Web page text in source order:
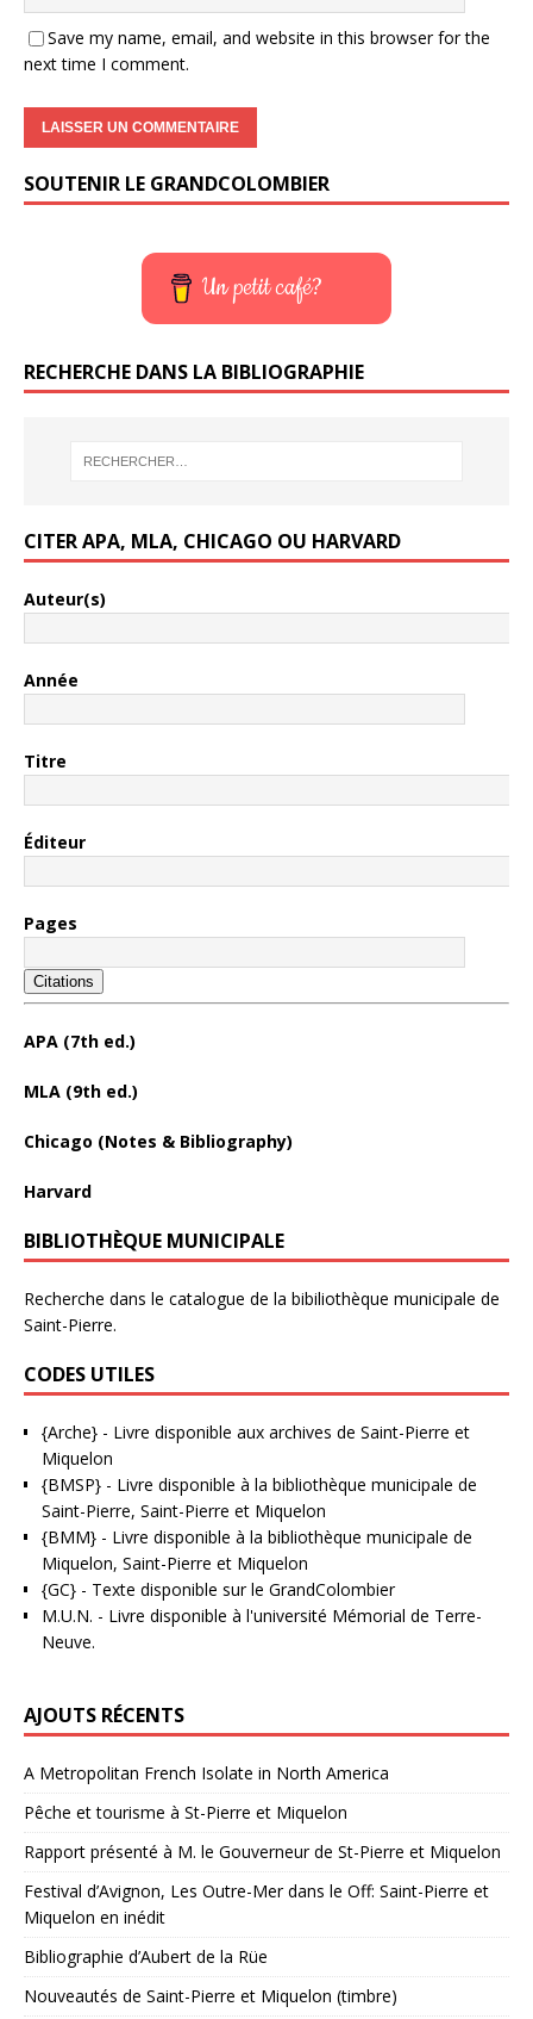
Save my name, email, and website in this browser for the
next time I comment.
SOUTENIR LE GRANDCOLOMBIER
Un petit café?
RECHERCHE DANS LA BIBLIOGRAPHIE
CITER APA, MLA, CHICAGO OU HARVARD
Auteur(s)
Année
Titre
Éditeur
Pages
Citations
APA (7th ed.)
MLA (9th ed.)
Chicago (Notes & Bibliography)
Harvard
BIBLIOTHÈQUE MUNICIPALE
Recherche dans le catalogue de la bibiliothèque municipale de
Saint-Pierre.
CODES UTILES
{Arche} - Livre disponible aux archives de Saint-Pierre et
Miquelon
{BMSP} - Livre disponible à la bibliothèque municipale de
Saint-Pierre, Saint-Pierre et Miquelon
{BMM} - Livre disponible à la bibliothèque municipale de
Miquelon, Saint-Pierre et Miquelon
{GC} - Texte disponible sur le GrandColombier
M.U.N. - Livre disponible à l'université Mémorial de Terre-
Neuve.
AJOUTS RÉCENTS
A Metropolitan French Isolate in North America
Pêche et tourisme à St-Pierre et Miquelon
Rapport présenté à M. le Gouverneur de St-Pierre et Miquelon
Festival d’Avignon, Les Outre-Mer dans le Off: Saint-Pierre et
Miquelon en inédit
Bibliographie d’Aubert de la Rüe
Nouveautés de Saint-Pierre et Miquelon (timbre)